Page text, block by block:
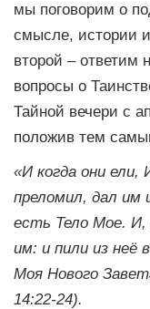
мы поговорим о
смысле, истории
второй – ответим
вопросы о
Тайной вечери с
положив тем
«И когда они ели,
преломил, дал им
есть Тело Мое. И,
им: и пили из неё
Моя Нового
14:22-24).